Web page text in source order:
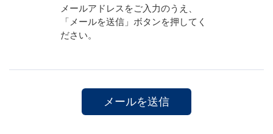
メールアドレスをご入力のうえ、
「メールを送信」ボタンを押してく
ださい。